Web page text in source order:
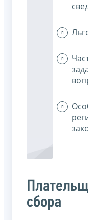
сбора